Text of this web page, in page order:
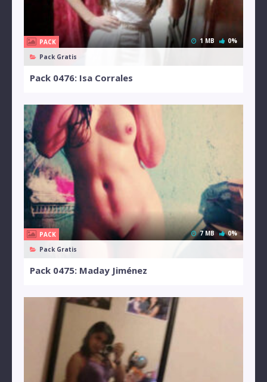
PACK
Pack Gratis
1 MB 0%
Pack 0476: Isa Corrales
PACK
Pack Gratis
7 MB 0%
Pack 0475: Maday Jiménez